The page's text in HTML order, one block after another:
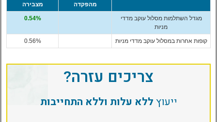
מהפקדה
מצבירה
מגדל השתלמות מסלול עוקב מדדי
מניות
0.54%
קופות אחרות במסלול עוקב מדדי מניות 0.56%
צריכים עזרה?
ייעוץללא עלות וללא התחייבות